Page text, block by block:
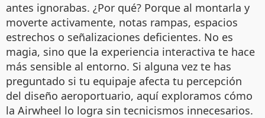
antes ignorabas. ¿Por qué? Porque al montarla y
moverte activamente, notas rampas, espacios
estrechos o señalizaciones deficientes. No es
magia, sino que la experiencia interactiva te hace
más sensible al entorno. Si alguna vez te has
preguntado si tu equipaje afecta tu percepción
del diseño aeroportuario, aquí exploramos cómo
la Airwheel lo logra sin tecnicismos innecesarios.